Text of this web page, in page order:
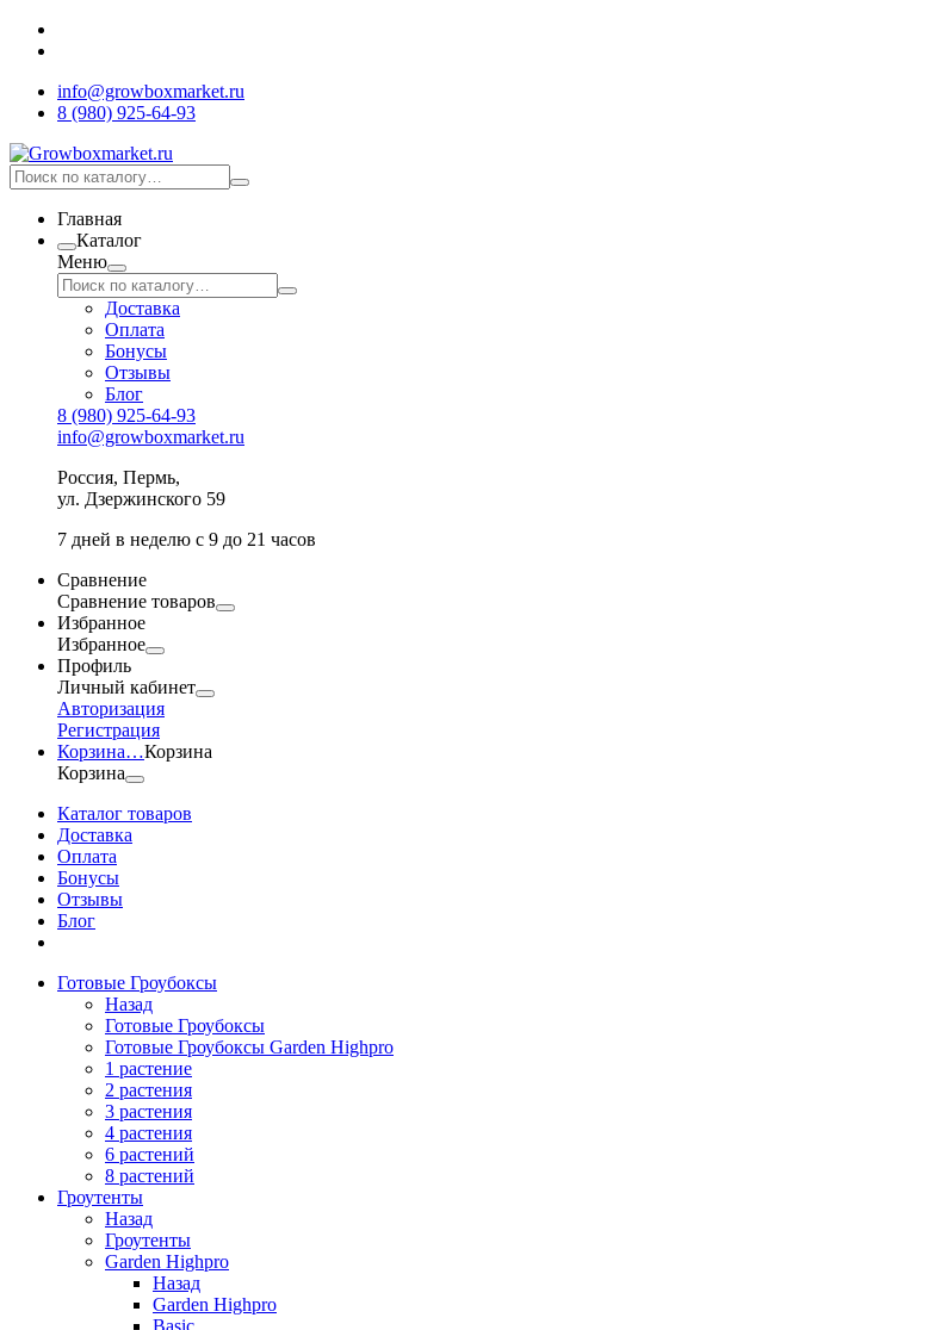
info@growboxmarket.ru
8 (980) 925-64-93
Главная
Каталог
Меню
Доставка
Оплата
Бонусы
Отзывы
Блог
8 (980) 925-64-93
info@growboxmarket.ru
Россия, Пермь,
ул. Дзержинского 59
7 дней в неделю с 9 до 21 часов
Сравнение
Сравнение товаров
Избранное
Избранное
Профиль
Личный кабинет
Авторизация
Регистрация
Корзина…Корзина
Корзина
Каталог товаров
Доставка
Оплата
Бонусы
Отзывы
Блог
Готовые Гроубоксы
Назад
Готовые Гроубоксы
Готовые Гроубоксы Garden Highpro
1 растение
2 растения
3 растения
4 растения
6 растений
8 растений
Гроутенты
Назад
Гроутенты
Garden Highpro
Назад
Garden Highpro
Basic